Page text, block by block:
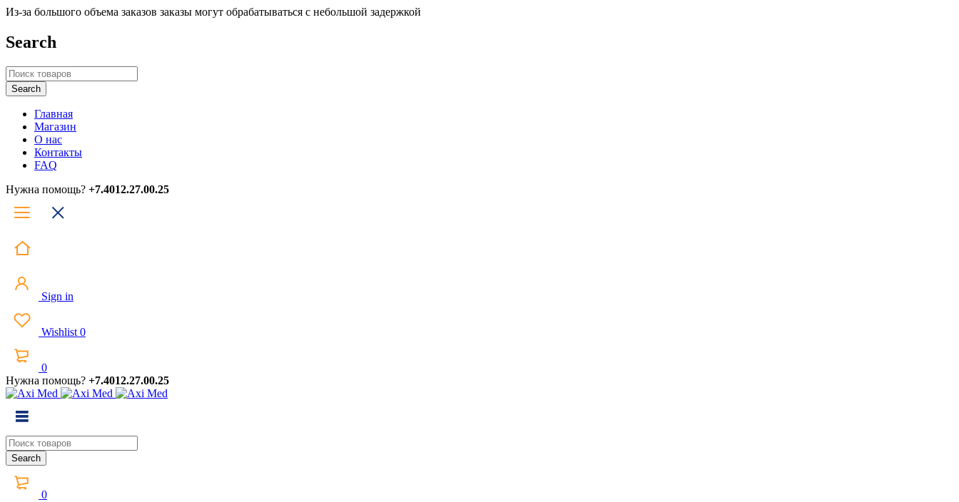
Из-за большого объема заказов заказы могут обрабатываться с небольшой задержкой
Search
Главная
Магазин
О нас
Контакты
FAQ
Нужна помощь? +7.4012.27.00.25
Sign in
Wishlist 0
0
Нужна помощь? +7.4012.27.00.25
0